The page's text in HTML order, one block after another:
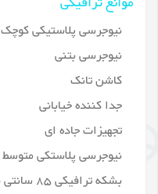
نیوجرسی پلاستیکی کوچک
نیوجرسی بتنی
کاشن تانک
جدا کننده خیابانی
تجهیزات جاده ای
نیوجرسی پلاستکی متوسط
بشکه ترافیکی 85 سانتی متری